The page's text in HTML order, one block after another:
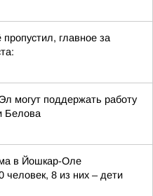
пропустил, главное за
могут поддержать работу
Белова
в Йошкар-Оле
человек, 8 из них – дети